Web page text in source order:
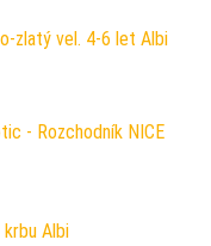
zlatý vel. 4-6 let Albi
Kč.
- Rozchodník NICE
Kč.
Albi